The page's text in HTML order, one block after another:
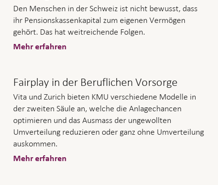
Den Menschen in der Schweiz ist nicht bewusst, dass
ihr Pensionskassenkapital zum eigenen Vermögen
gehört. Das hat weitreichende Folgen.
Mehr erfahren
Fairplay in der Beruflichen Vorsorge
Vita und Zurich bieten KMU verschiedene Modelle in
der zweiten Säule an, welche die Anlagechancen
optimieren und das Ausmass der ungewollten
Umverteilung reduzieren oder ganz ohne Umverteilung
auskommen.
Mehr erfahren